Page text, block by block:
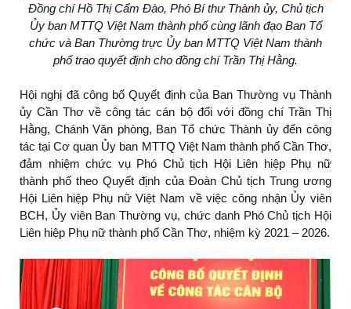
Đồng chí Hồ Thị Cẩm Đào, Phó Bí thư Thành ủy, Chủ tịch
Ủy ban MTTQ Việt Nam thành phố cùng lãnh đạo Ban Tổ
chức và Ban Thường trực Ủy ban MTTQ Việt Nam thành
phố trao quyết định cho đồng chí Trần Thị Hằng.
Hội nghị đã công bố Quyết định của Ban Thường vụ Thành
ủy Cần Thơ về công tác cán bộ đối với đồng chí Trần Thị
Hằng, Chánh Văn phòng, Ban Tổ chức Thành ủy đến công
tác tại Cơ quan Ủy ban MTTQ Việt Nam thành phố Cần Thơ,
đảm nhiệm chức vụ Phó Chủ tịch Hội Liên hiệp Phụ nữ
thành phố theo Quyết định của Đoàn Chủ tịch Trung ương
Hội Liên hiệp Phụ nữ Việt Nam về việc công nhận Ủy viên
BCH, Ủy viên Ban Thường vụ, chức danh Phó Chủ tịch Hội
Liên hiệp Phụ nữ thành phố Cần Thơ, nhiệm kỳ 2021 – 2026.